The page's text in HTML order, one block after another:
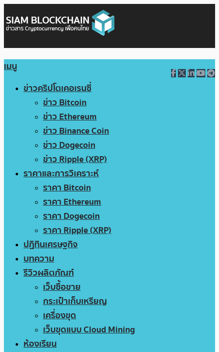
เมนู
ข่าวคริปโตเคอเรนซี่
ข่าว Bitcoin
ข่าว Ethereum
ข่าว Binance Coin
ข่าว Dogecoin
ข่าว Ripple (XRP)
ราคาและการวิเคราะห์
ราคา Bitcoin
ราคา Ethereum
ราคา Dogecoin
ราคา Ripple (XRP)
ปฏิทินเศรษฐกิจ
บทความ
รีวิวผลิตภัณฑ์
เว็บซื้อขาย
กระเป๋าเก็บเหรียญ
เครื่องขุด
เว็บขุดแบบ Cloud Mining
ห้องเรียน